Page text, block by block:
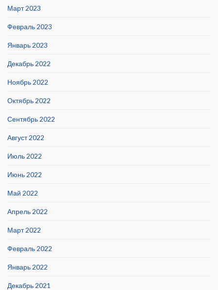
Март 2023
Февраль 2023
Январь 2023
Декабрь 2022
Ноябрь 2022
Октябрь 2022
Сентябрь 2022
Август 2022
Июль 2022
Июнь 2022
Май 2022
Апрель 2022
Март 2022
Февраль 2022
Январь 2022
Декабрь 2021